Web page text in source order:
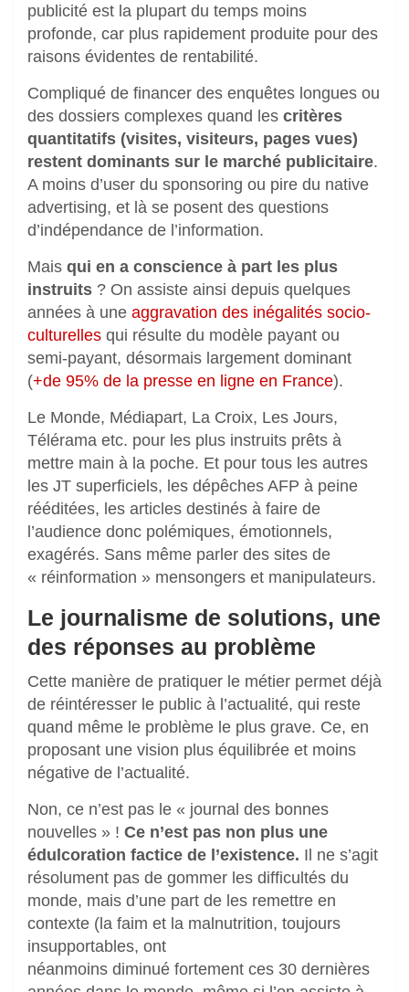
publicité est la plupart du temps moins
profonde, car plus rapidement produite pour des
raisons évidentes de rentabilité.
Compliqué de financer des enquêtes longues ou
des dossiers complexes quand les critères
quantitatifs (visites, visiteurs, pages vues)
restent dominants sur le marché publicitaire.
A moins d’user du sponsoring ou pire du native
advertising, et là se posent des questions
d’indépendance de l’information.
Mais qui en a conscience à part les plus
instruits ? On assiste ainsi depuis quelques
années à une aggravation des inégalités socio-
culturelles qui résulte du modèle payant ou
semi-payant, désormais largement dominant
(+de 95% de la presse en ligne en France).
Le Monde, Médiapart, La Croix, Les Jours,
Télérama etc. pour les plus instruits prêts à
mettre main à la poche. Et pour tous les autres
les JT superficiels, les dépêches AFP à peine
rééditées, les articles destinés à faire de
l’audience donc polémiques, émotionnels,
exagérés. Sans même parler des sites de
« réinformation » mensongers et manipulateurs.
Le journalisme de solutions, une
des réponses au problème
Cette manière de pratiquer le métier permet déjà
de réintéresser le public à l’actualité, qui reste
quand même le problème le plus grave. Ce, en
proposant une vision plus équilibrée et moins
négative de l’actualité.
Non, ce n’est pas le « journal des bonnes
nouvelles » ! Ce n’est pas non plus une
édulcoration factice de l’existence. Il ne s’agit
résolument pas de gommer les difficultés du
monde, mais d’une part de les remettre en
contexte (la faim et la malnutrition, toujours
insupportables, ont
néanmoins diminué fortement ces 30 dernières